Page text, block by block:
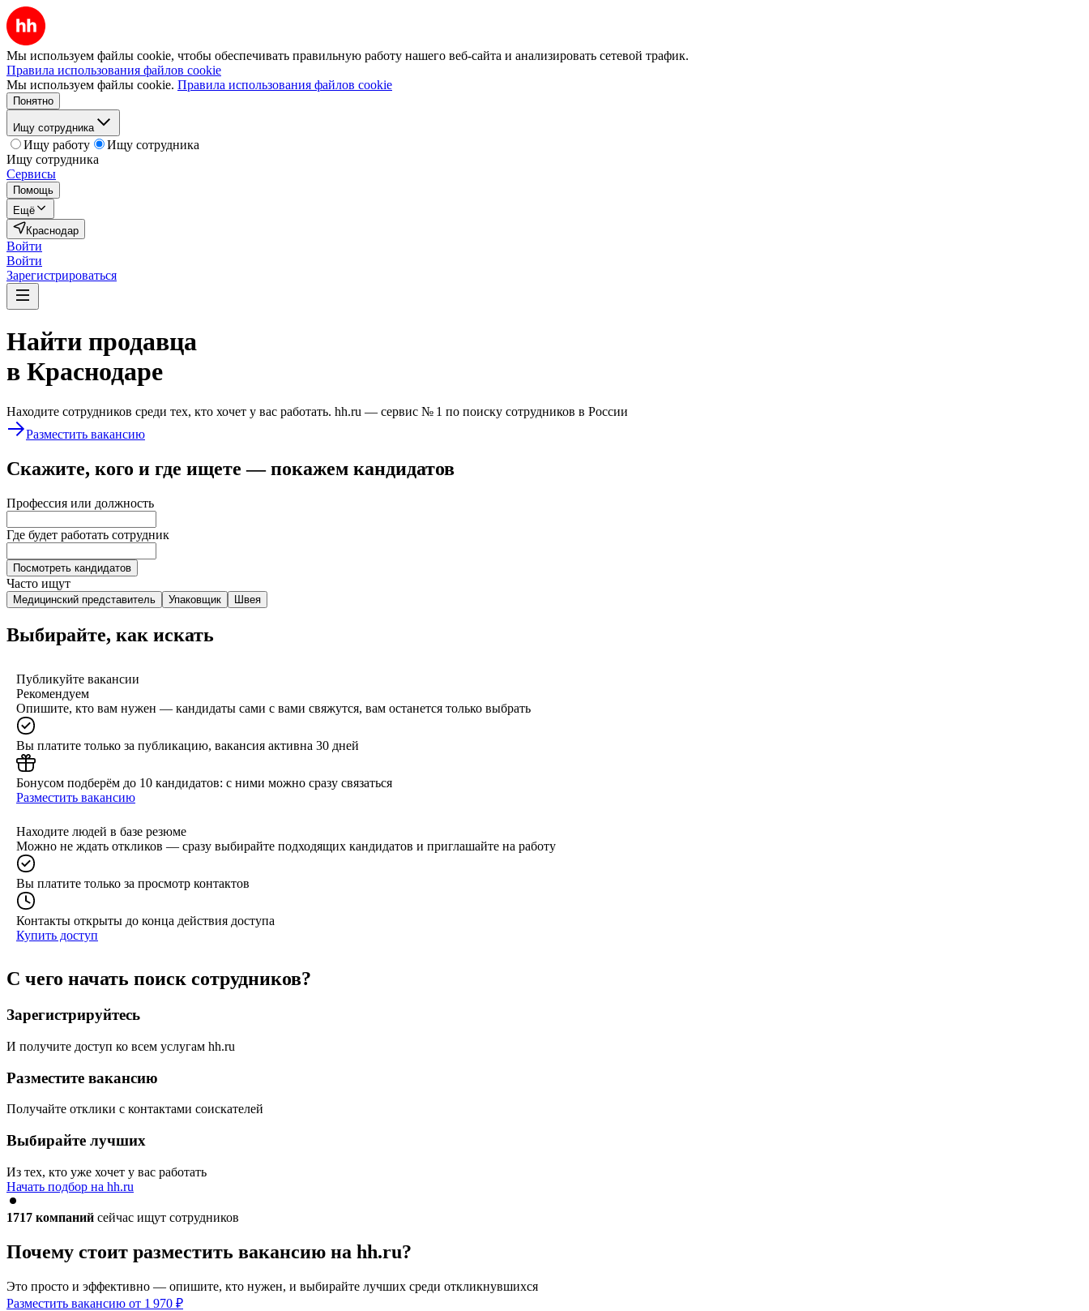
Мы используем файлы cookie, чтобы обеспечивать правильную работу нашего веб-сайта и анализировать сетевой трафик.
Правила использования файлов cookie
Мы используем файлы cookie. Правила использования файлов cookie
Понятно
Ищу сотрудника
Ищу работу
Ищу сотрудника
Ищу сотрудника
Сервисы
Помощь
Ещё
Краснодар
Войти
Войти
Зарегистрироваться
Найти продавца
в Краснодаре
Находите сотрудников среди тех, кто хочет у вас работать. hh.ru — сервис № 1 по поиску сотрудников в России
Разместить вакансию
Скажите, кого и где ищете — покажем кандидатов
Профессия или должность
Где будет работать сотрудник
Посмотреть кандидатов
Часто ищут
Медицинский представитель Упаковщик Швея
Выбирайте, как искать
Публикуйте вакансии
Рекомендуем
Опишите, кто вам нужен — кандидаты сами с вами свяжутся, вам останется только выбрать
Вы платите только за публикацию, вакансия активна 30 дней
Бонусом подберём до 10 кандидатов: с ними можно сразу связаться
Разместить вакансию
Находите людей в базе резюме
Можно не ждать откликов — сразу выбирайте подходящих кандидатов и приглашайте на работу
Вы платите только за просмотр контактов
Контакты открыты до конца действия доступа
Купить доступ
С чего начать поиск сотрудников?
Зарегистрируйтесь
И получите доступ ко всем услугам hh.ru
Разместите вакансию
Получайте отклики с контактами соискателей
Выбирайте лучших
Из тех, кто уже хочет у вас работать
Начать подбор на hh.ru
1717 компаний сейчас ищут сотрудников
Почему стоит разместить вакансию на hh.ru?
Это просто и эффективно — опишите, кто нужен, и выбирайте лучших среди откликнувшихся
Разместить вакансию от 1 970 ₽